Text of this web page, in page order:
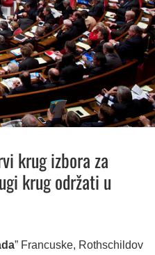
krug izbora za
krug održati u
” Francuske, Rothschildov